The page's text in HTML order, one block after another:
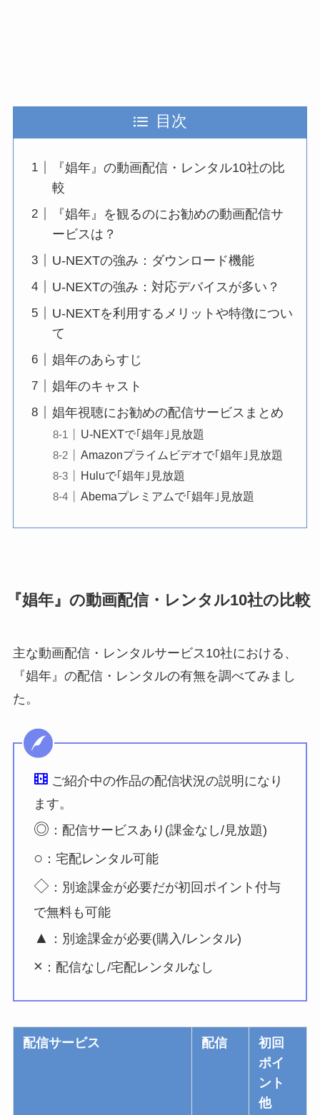
目次
『娼年』の動画配信・レンタル10社の比
較
『娼年』を観るのにお勧めの動画配信サ
ービスは？
U-NEXTの強み：ダウンロード機能
U-NEXTの強み：対応デバイスが多い？
U-NEXTを利用するメリットや特徴につい
て
娼年のあらすじ
娼年のキャスト
娼年視聴にお勧めの配信サービスまとめ
U-NEXTで｢娼年｣見放題
Amazonプライムビデオで｢娼年｣見放題
Huluで｢娼年｣見放題
Abemaプレミアムで｢娼年｣見放題
『娼年』の動画配信・レンタル10社の比較
主な動画配信・レンタルサービス10社における、
『娼年』の配信・レンタルの有無を調べてみまし
た。
ご紹介中の作品の配信状況の説明になり
ます。
◎ ：配信サービスあり(課金なし/見放題)
○ ：宅配レンタル可能
◇ ：別途課金が必要だが初回ポイント付与
で無料も可能
▲ ：別途課金が必要(購入/レンタル)
× ：配信なし/宅配レンタルなし
配信サービス 配信
初回
ポイ
ント
他